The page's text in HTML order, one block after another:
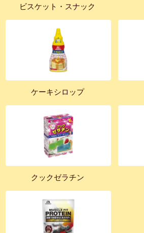
ビスケット・スナック
ケーキシロップ
クックゼラチン